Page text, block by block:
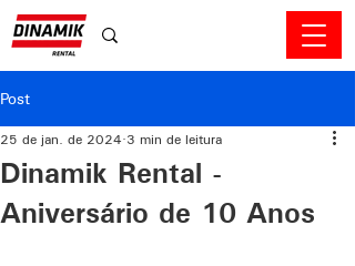
Post
Dinamik Rental -
Aniversário de 10 Anos
25 de jan. de 2024 3 min de leitura